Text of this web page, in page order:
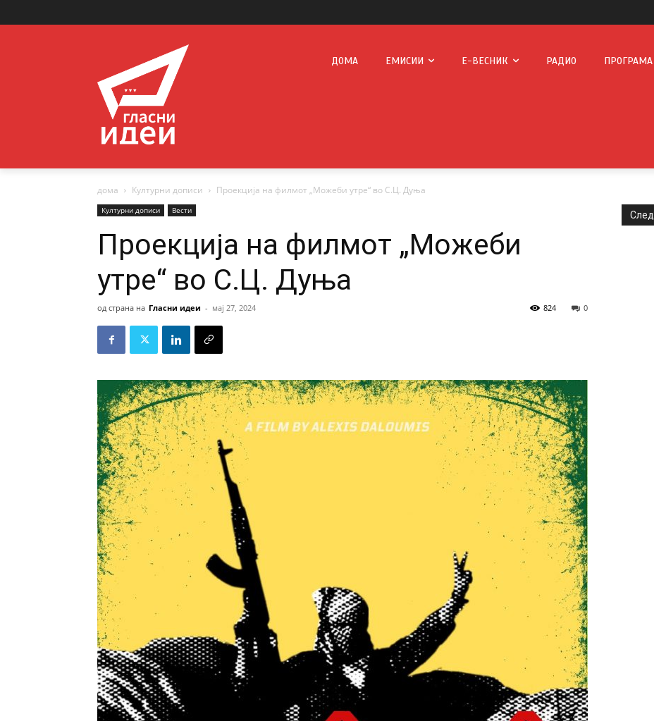
ДОМА ЕМИСИИ Е-ВЕСНИК РАДИО ПРОГРАМА
дома Културни дописи Проекција на филмот „Можеби утре“ во С.Ц. Дуња
Културни дописи Вести
Проекција на филмот „Можеби
утре“ во С.Ц. Дуња
од страна на Гласни идеи - мај 27, 2024 0
824